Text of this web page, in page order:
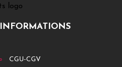
INFORMATIONS
CGU-CGV